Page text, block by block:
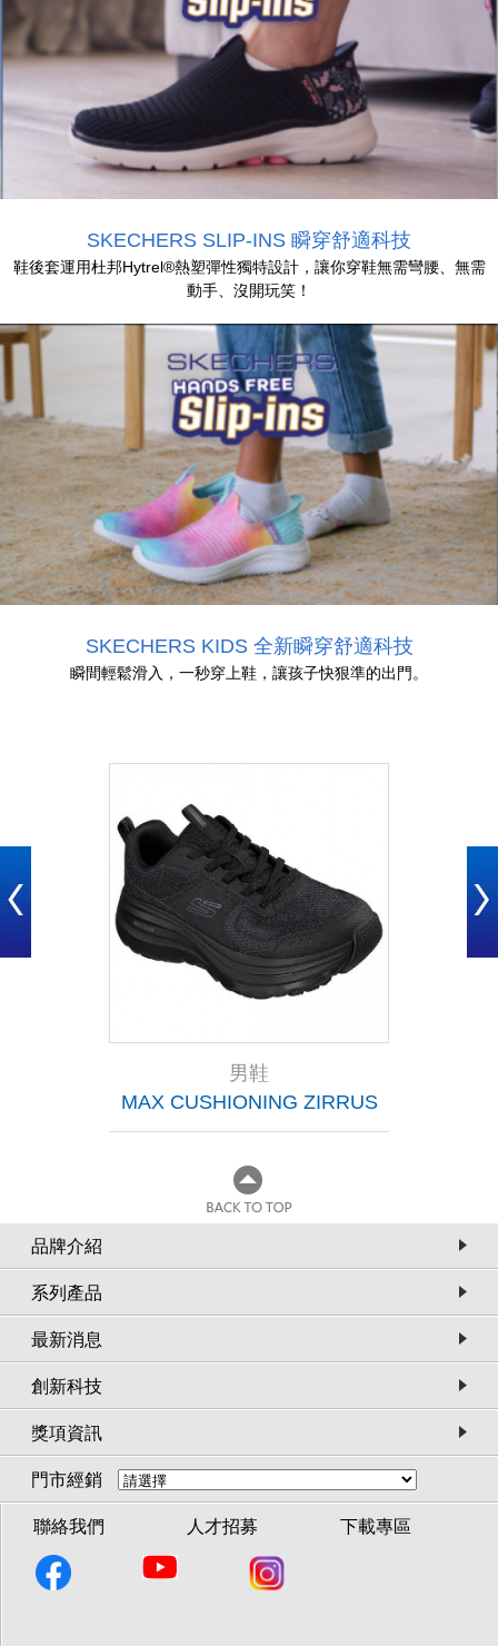
SKECHERS SLIP-INS 瞬穿舒適科技
鞋後套運用杜邦Hytrel®熱塑彈性獨特設計，讓你穿鞋無需彎腰、無需
動手、沒開玩笑！
SKECHERS KIDS 全新瞬穿舒適科技
瞬間輕鬆滑入，一秒穿上鞋，讓孩子快狠準的出門。
男鞋
MAX CUSHIONING ZIRRUS
GO WALK FLEX
SANDAL(141420MVE)
品牌介紹
系列產品
最新消息
創新科技
獎項資訊
門市經銷
聯絡我們 人才招募 下載專區